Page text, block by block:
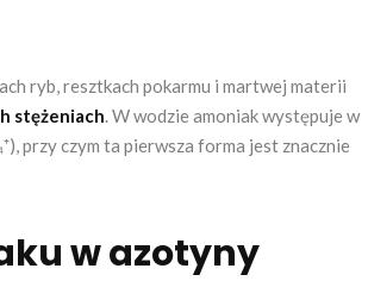
ryb, resztkach pokarmu i martwej materii
stężeniach. W wodzie amoniak występuje w
przy czym ta pierwsza forma jest znacznie
w azotyny